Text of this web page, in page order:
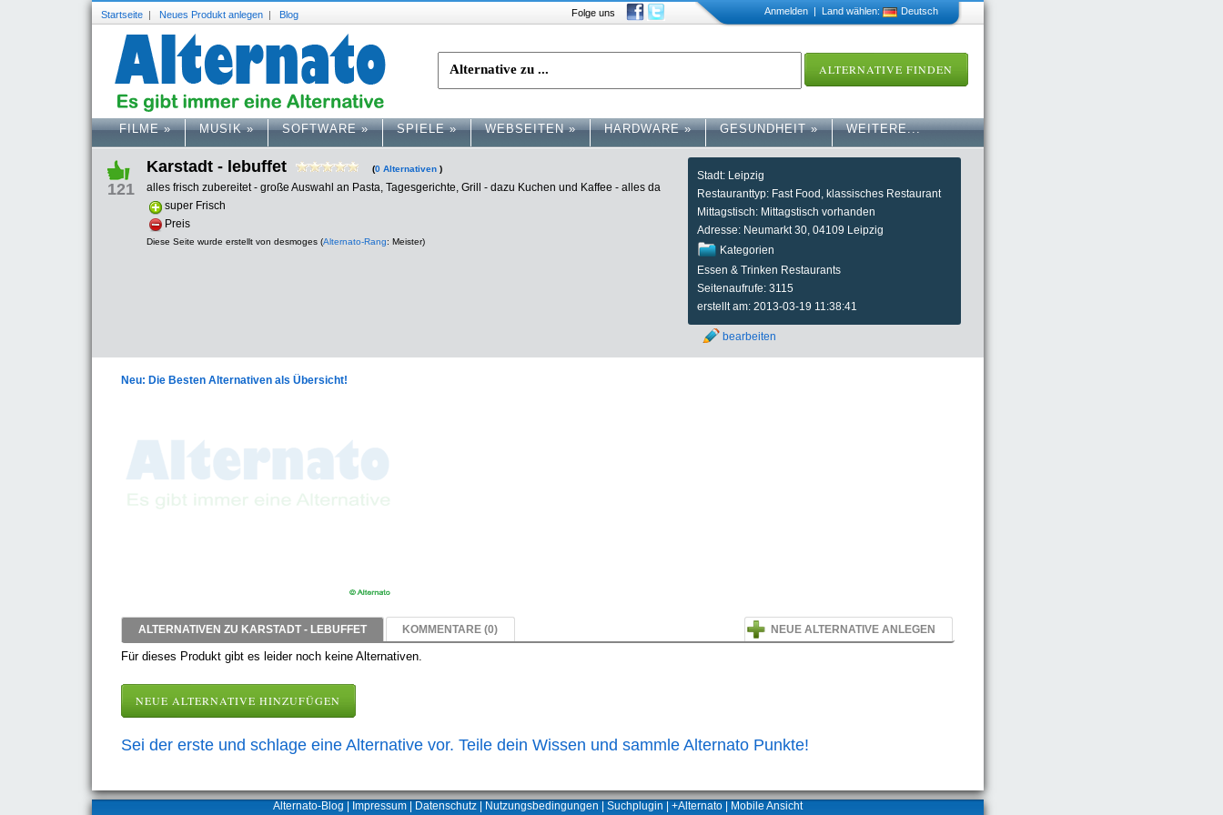
Startseite | Neues Produkt anlegen | Blog Folge uns Anmelden | Land wählen: Deutsch
ALTERNATIVE FINDEN
FILME» MUSIK» SOFTWARE» SPIELE» WEBSEITEN» HARDWARE» GESUNDHEIT» WEITERE...
Stadt: Leipzig
Restauranttyp: Fast Food, klassisches Restaurant
Mittagstisch: Mittagstisch vorhanden
Adresse: Neumarkt 30, 04109 Leipzig
Kategorien
Essen & Trinken Restaurants
Seitenaufrufe: 3115
erstellt am: 2013-03-19 11:38:41
bearbeiten
121
Karstadt - lebuffet (0 Alternativen )
alles frisch zubereitet - große Auswahl an Pasta, Tagesgerichte, Grill - dazu Kuchen und Kaffee - alles da
super Frisch
Preis
Diese Seite wurde erstellt von desmoges (Alternato-Rang: Meister)
Neu: Die Besten Alternativen als Übersicht!
ALTERNATIVEN ZU KARSTADT - LEBUFFET KOMMENTARE (0) NEUE ALTERNATIVE ANLEGEN
Für dieses Produkt gibt es leider noch keine Alternativen.
NEUE ALTERNATIVE HINZUFÜGEN
Sei der erste und schlage eine Alternative vor. Teile dein Wissen und sammle Alternato Punkte!
Alternato-Blog Impressum Datenschutz Nutzungsbedingungen Suchplugin +Alternato Mobile Ansicht